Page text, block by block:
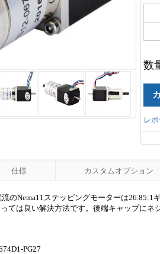
数
レ
仕様 カスタムオプション
のNema11ステッピングモーターは
ては良い解決方法です。後端キャップに
PG27